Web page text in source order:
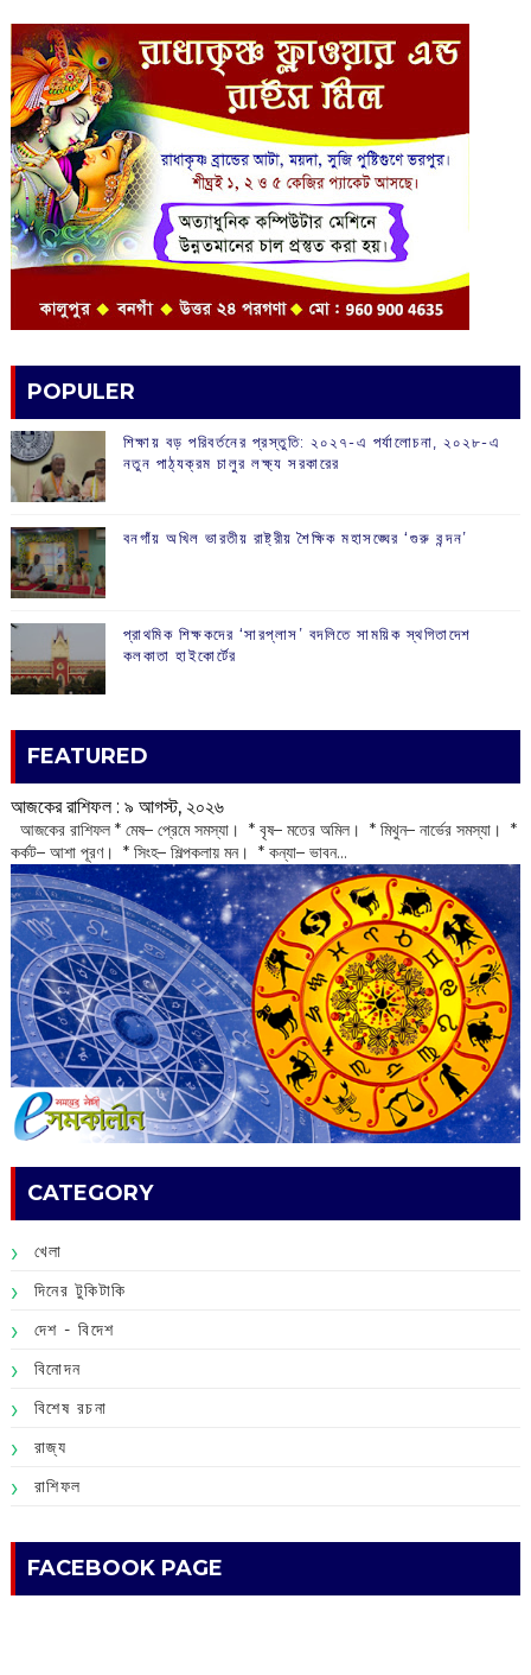
POPULER
শিক্ষায় বড় পরিবর্তনের প্রস্তুতি: ২০২৭-এ পর্যালোচনা, ২০২৮-এ
নতুন পাঠ্যক্রম চালুর লক্ষ্য সরকারের
বনগাঁয় অখিল ভারতীয় রাষ্ট্রীয় শৈক্ষিক মহাসঙ্ঘের ‘গুরু বন্দন’
প্রাথমিক শিক্ষকদের ‘সারপ্লাস’ বদলিতে সাময়িক স্থগিতাদেশ
কলকাতা হাইকোর্টের
FEATURED
আজকের রাশিফল :‌ ‌‌৯ আগস্ট, ২০২৬
‌ আজকের রাশিফল * মেষ– প্রেমে সমস্যা। * বৃষ– মতের অমিল। * মিথুন– নার্ভের সমস্যা। *
কর্কট– আশা পূরণ। * সিংহ– শিল্পকলায় মন। * কন্যা– ভাবন...
CATEGORY
খেলা
দিনের টুকিটাকি
দেশ - বিদেশ
বিনোদন
বিশেষ রচনা
রাজ্য
রাশিফল
FACEBOOK PAGE